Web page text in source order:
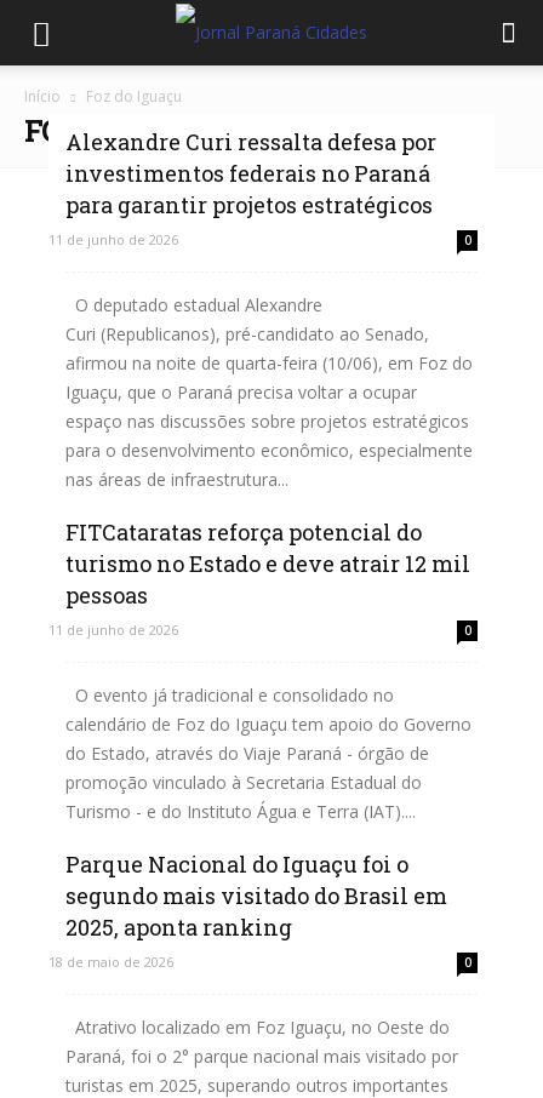
Início Foz do Iguaçu
FOZ DO IGUAÇU
Alexandre Curi ressalta defesa por
investimentos federais no Paraná
para garantir projetos estratégicos
11 de junho de 2026 0
O deputado estadual Alexandre
Curi (Republicanos), pré-candidato ao Senado,
afirmou na noite de quarta-feira (10/06), em Foz do
Iguaçu, que o Paraná precisa voltar a ocupar
espaço nas discussões sobre projetos estratégicos
para o desenvolvimento econômico, especialmente
nas áreas de infraestrutura...
Leia mais
FITCataratas reforça potencial do
turismo no Estado e deve atrair 12 mil
pessoas
11 de junho de 2026 0
O evento já tradicional e consolidado no
calendário de Foz do Iguaçu tem apoio do Governo
do Estado, através do Viaje Paraná - órgão de
promoção vinculado à Secretaria Estadual do
Turismo - e do Instituto Água e Terra (IAT)....
Leia mais
Parque Nacional do Iguaçu foi o
segundo mais visitado do Brasil em
2025, aponta ranking
18 de maio de 2026 0
Atrativo localizado em Foz Iguaçu, no Oeste do
Paraná, foi o 2° parque nacional mais visitado por
turistas em 2025, superando outros importantes